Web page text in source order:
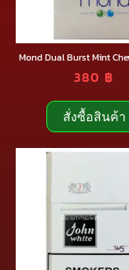
Mond Dual Burst Mint
380 ฿
สั่งซื้อสินค้า